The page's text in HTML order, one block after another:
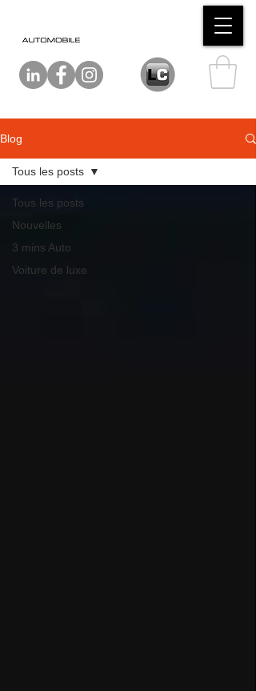
Blog
Tous les posts
Nouvelles
3 mins Auto
Voiture de luxe
Tous les posts